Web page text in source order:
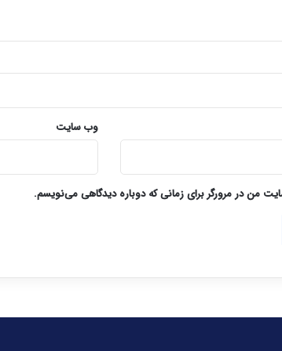
وب‌ سایت
من در مرورگر برای زمانی که دوباره دیدگاهی می‌نویسم.